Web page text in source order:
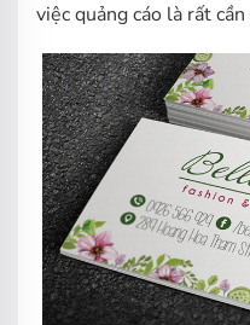
việc quảng cáo là rất